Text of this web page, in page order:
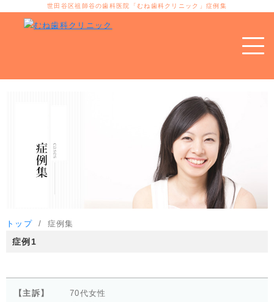
世田谷区祖師谷の歯科医院「むね歯科クリニック」症例集
トップ 症例集
症例1
【主訴】
70代女性